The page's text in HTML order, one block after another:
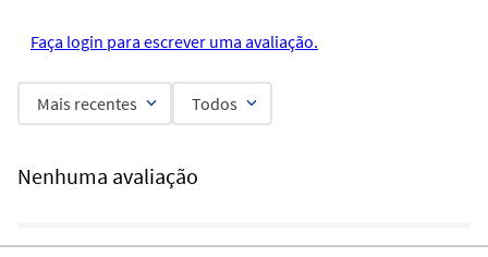
Faça login para escrever uma avaliação.
Mais recentes Todos
Nenhuma avaliação